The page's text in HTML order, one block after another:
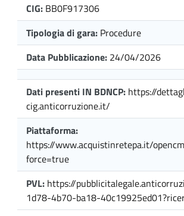
CIG: BB0F917306
Tipologia di gara: Procedure
Data Pubblicazione: 24/04/2026
Dati presenti IN BDNCP: https://
cig.anticorruzione.it/
Piattaforma:
https://www.acquistinretepa.it/
force=true
PVL: https://
1d78-4b70-ba18-